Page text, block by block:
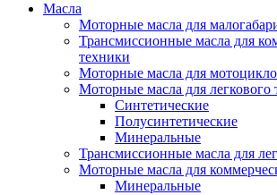
Масла
Моторные масла для
Трансмиссионные масла для
техники
Моторные масла для
Моторные масла для легкового
Синтетические
Полусинтетические
Минеральные
Трансмиссионные масла для
Моторные масла для
Минеральные